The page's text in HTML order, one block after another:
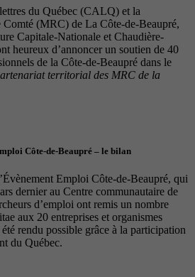
du Québec (CALQ) et la
(MRC) de La Côte-de-Beaupré,
Capitale-Nationale et Chaudière-
heureux d’annoncer un soutien de 40
de la Côte-de-Beaupré dans le
territorial des MRC de la
Côte-de-Beaupré – le bilan
Emploi Côte-de-Beaupré, qui
dernier au Centre communautaire de
d’emploi ont remis un nombre
aux 20 entreprises et organismes
rendu possible grâce à la participation
du Québec.